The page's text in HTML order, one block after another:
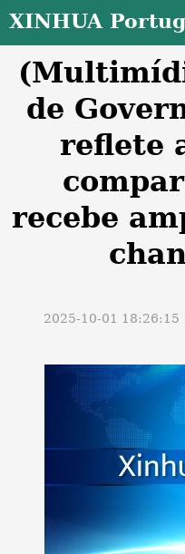
XINHUA
de
reflete
recebe
2025-10-01 18:26:15